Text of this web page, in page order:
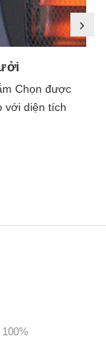
Chọn được
với diện tích